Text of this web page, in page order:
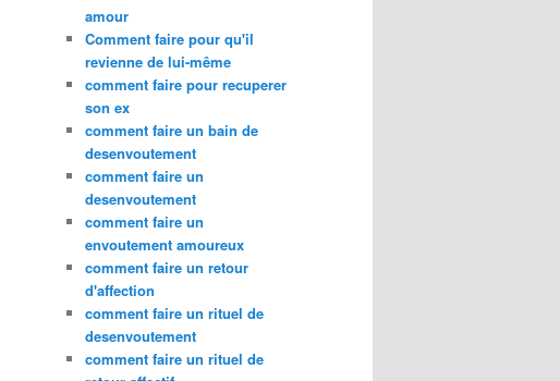
amour
Comment faire pour qu'il
revienne de lui-même
comment faire pour recuperer
son ex
comment faire un bain de
desenvoutement
comment faire un
desenvoutement
comment faire un
envoutement amoureux
comment faire un retour
d'affection
comment faire un rituel de
desenvoutement
comment faire un rituel de